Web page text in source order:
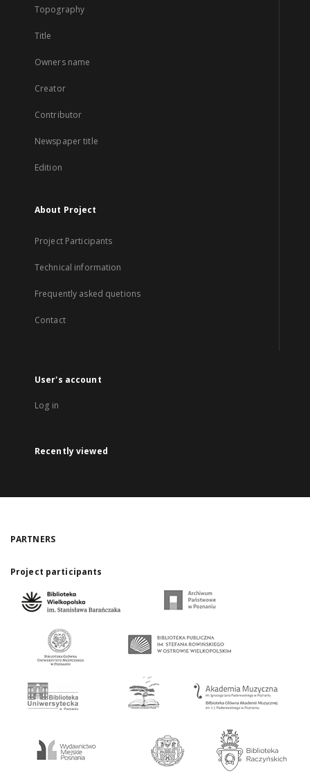
Topography
Title
Owners name
Creator
Contributor
Newspaper title
Edition
About Project
Project Participants
Technical information
Frequently asked quetions
Contact
User's account
Log in
Recently viewed
PARTNERS
Project participants